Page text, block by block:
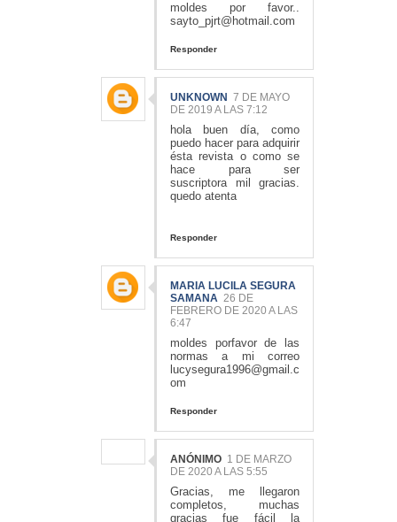
moldes por favor..
sayto_pjrt@hotmail.com
Responder
UNKNOWN 7 DE MAYO
DE 2019 A LAS 7:12
hola buen día, como
puedo hacer para adquirir
ésta revista o como se
hace para ser
suscriptora mil gracias.
quedo atenta
Responder
MARIA LUCILA SEGURA
SAMANA 26 DE
FEBRERO DE 2020 A LAS
6:47
moldes porfavor de las
normas a mi correo
lucysegura1996@gmail.c
om
Responder
ANÓNIMO 1 DE MARZO
DE 2020 A LAS 5:55
Gracias, me llegaron
completos, muchas
gracias fue fácil la